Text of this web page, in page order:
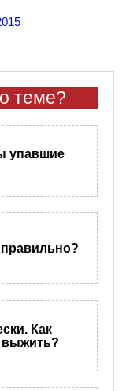
теме?
упавшие
правильно?
Как
выжить?